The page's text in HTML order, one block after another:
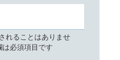
れることはありませ
は必須項目です